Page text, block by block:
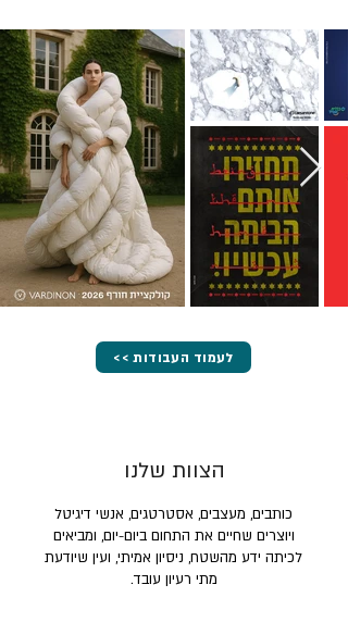
<< לעמוד העבודות
הצוות שלנו
כותבים, מעצבים, אסטרטגים, אנשי דיגיטל
ויוצרים שחיים את התחום ביום-יום, ומביאים
לכיתה ידע מהשטח, ניסיון אמיתי, ועין שיודעת
מתי רעיון עובד.